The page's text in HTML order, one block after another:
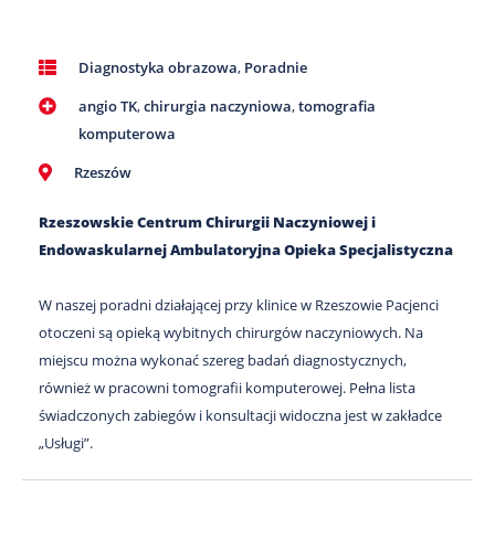
Diagnostyka obrazowa, Poradnie
angio TK,chirurgia naczyniowa,tomografia
komputerowa
Rzeszów
Rzeszowskie Centrum Chirurgii Naczyniowej i
Endowaskularnej Ambulatoryjna Opieka Specjalistyczna
W naszej poradni działającej przy klinice w Rzeszowie Pacjenci
otoczeni są opieką wybitnych chirurgów naczyniowych. Na
miejscu można wykonać szereg badań diagnostycznych,
również w pracowni tomografii komputerowej. Pełna lista
świadczonych zabiegów i konsultacji widoczna jest w zakładce
„Usługi”.